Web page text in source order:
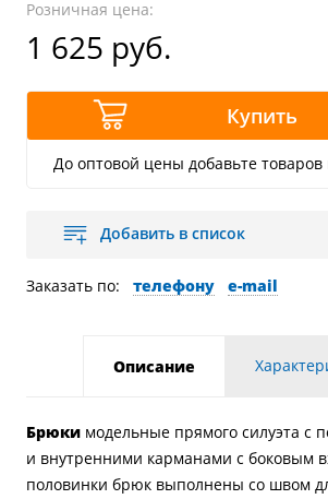
Розничная цена:
1 625 руб.
Купить
До оптовой цены добавьте товаров
Добавить в список
Заказать по: телефону e-mail
Описание
Брюки модельные прямого силуэта с
и внутренними карманами с боковым
половинки брюк выполнены со швом